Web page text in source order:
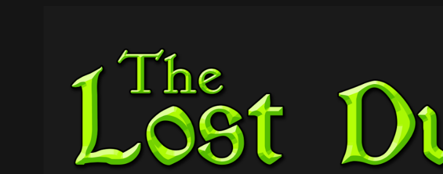
Lost
Dungeon